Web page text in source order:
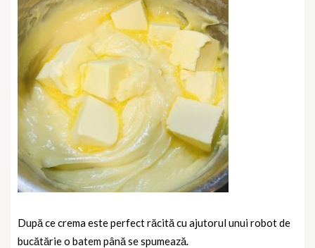
După ce crema este perfect răcită cu ajutorul unui robot de
bucătărie o batem până se spumează.